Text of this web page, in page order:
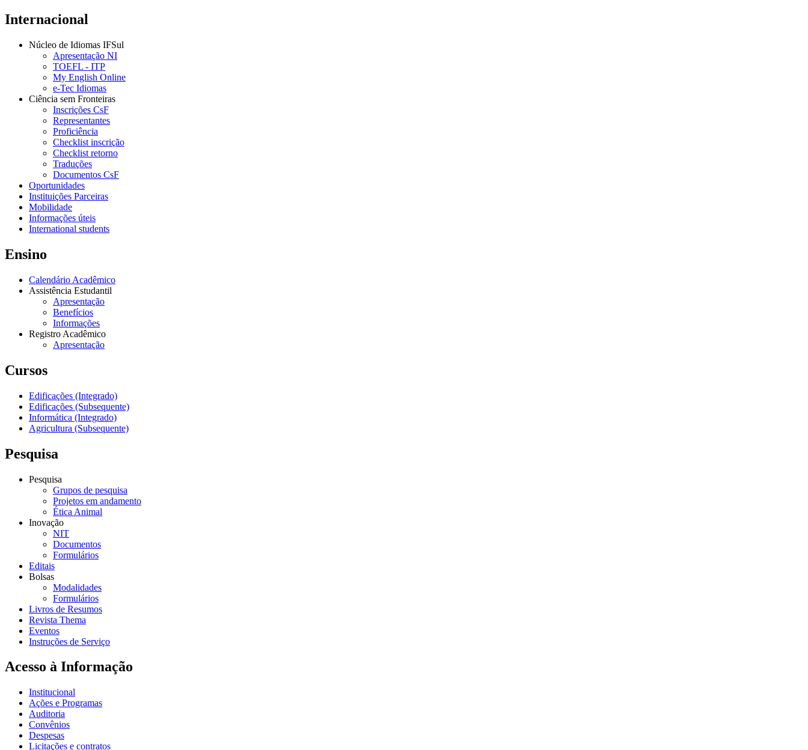
Internacional
Núcleo de Idiomas IFSul
Apresentação NI
TOEFL - ITP
My English Online
e-Tec Idiomas
Ciência sem Fronteiras
Inscrições CsF
Representantes
Proficiência
Checklist inscrição
Checklist retorno
Traduções
Documentos CsF
Oportunidades
Instituições Parceiras
Mobilidade
Informações úteis
International students
Ensino
Calendário Acadêmico
Assistência Estudantil
Apresentação
Benefícios
Informações
Registro Acadêmico
Apresentação
Cursos
Edificações (Integrado)
Edificações (Subsequente)
Informática (Integrado)
Agricultura (Subsequente)
Pesquisa
Pesquisa
Grupos de pesquisa
Projetos em andamento
Ética Animal
Inovação
NIT
Documentos
Formulários
Editais
Bolsas
Modalidades
Formulários
Livros de Resumos
Revista Thema
Eventos
Instruções de Serviço
Acesso à Informação
Institucional
Ações e Programas
Auditoria
Convênios
Despesas
Licitações e contratos